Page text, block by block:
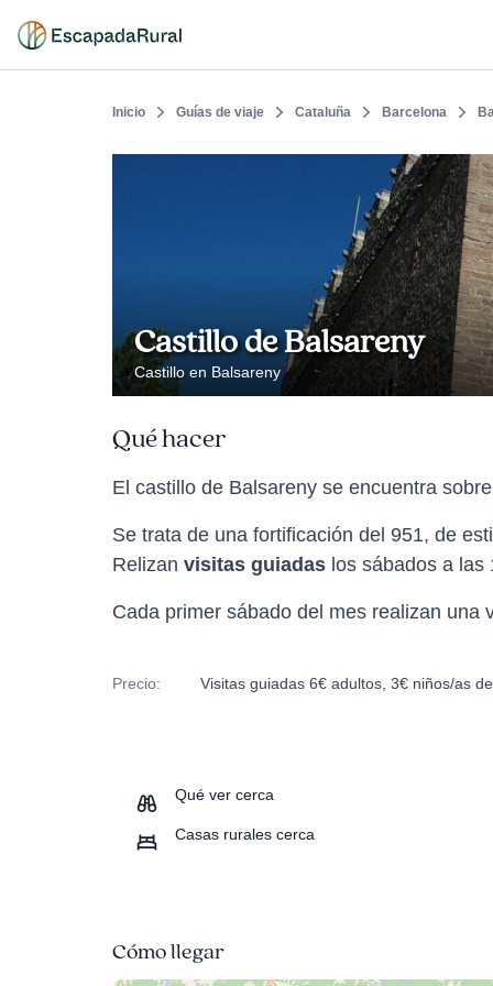
Inicio Guías de viaje Cataluña Barcelona
Castillo de Balsareny
Castillo en Balsareny
Qué hacer
El castillo de Balsareny se encuentra
Se trata de una fortificación del 951, de
Relizan visitas guiadas los sábados a las
Cada primer sábado del mes realizan una
Precio: Visitas guiadas 6€ adultos, 3€ niños/as
Qué ver cerca
Casas rurales cerca
Cómo llegar